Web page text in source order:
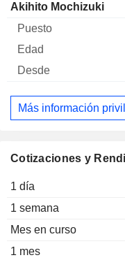
Cotizaciones y
1 día
1 semana
Mes en curso
1 mes
Akihito Mochizuki
Más información